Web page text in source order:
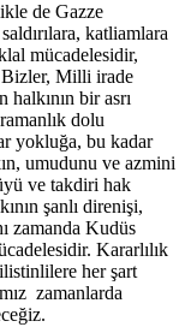
de Gazze
katliamlara
mücadelesidir,
Bizler, Milli irade
bir asrı
dolu
yokluğa, bu kadar
umudunu ve azmini
ve takdiri hak
şanlı direnişi,
zamanda Kudüs
Kararlılık
her şart
zamanlarda